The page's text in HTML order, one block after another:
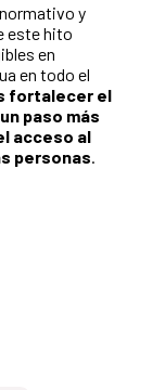
y
este hito
en
en todo el
fortalecer el
un paso más
acceso al
personas